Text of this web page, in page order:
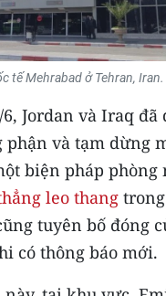
TIN
SÂU
NAM
- MỖI XÃ
tế Mehrabad ở Tehran,
6, Jordan và Iraq
phận và tạm dừng
biện pháp phòng
leo thang
tuyên bố đóng
có thông báo mới.